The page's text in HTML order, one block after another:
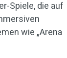
Spiele, die auf
wie „Arena